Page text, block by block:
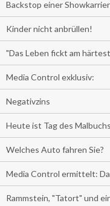
Backstop einer
Kinder nicht anbrüllen!
"Das Leben fickt am
Media Control exklusiv:
Negativzins
Heute ist Tag des Malbuchs
Welches Auto fahren Sie?
Media Control ermittelt:
Rammstein, "Tatort" und